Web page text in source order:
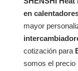
en
mayor
cotización para
somos el precio